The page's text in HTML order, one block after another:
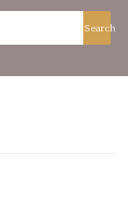
Search